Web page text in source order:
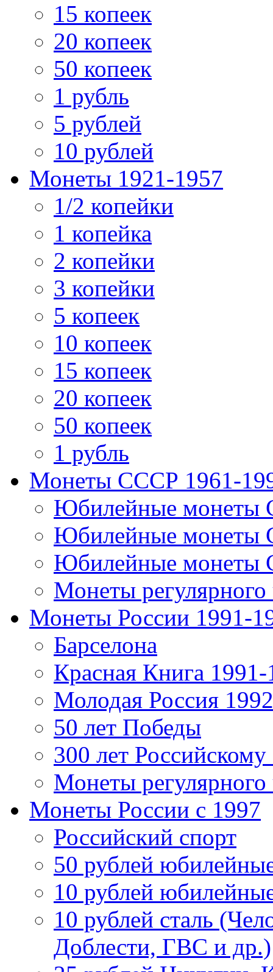
15 копеек
20 копеек
50 копеек
1 рубль
5 рублей
10 рублей
Монеты 1921-1957
1/2 копейки
1 копейка
2 копейки
3 копейки
5 копеек
10 копеек
15 копеек
20 копеек
50 копеек
1 рубль
Монеты СССР 1961-
Юбилейные монеты
Юбилейные
Юбилейные
Монеты
Монеты России 1991-
Барселона
Красная Книга 1991-
Молодая Россия
50 лет Победы
300 лет
Монеты
Монеты России c 1997
Российский спорт
50 рублей
10 рублей
10 рублей сталь
Доблести, ГВС и др.)